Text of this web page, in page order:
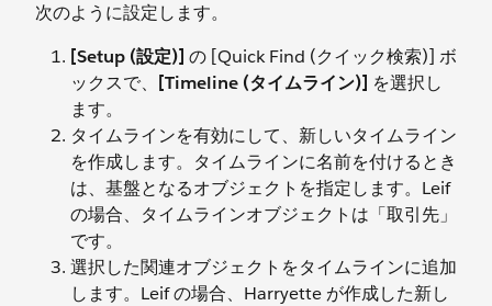
次のように設定します。
[Setup (設定)] の [Quick Find (クイック検索)] ボ
ックスで、
[Timeline (タイムライン)] を選択し
ます。
タイムラインを有効にして、新しいタイムライン
を作成します。タイムラインに名前を付けるとき
は、基盤となるオブジェクトを指定します。Leif
の場合、タイムラインオブジェクトは「取引先」
です。
選択した関連オブジェクトをタイムラインに追加
します。Leif の場合、Harryette が作成した新し